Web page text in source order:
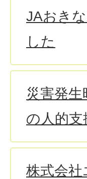
JAおき
した
災害発
の人的支
株式会